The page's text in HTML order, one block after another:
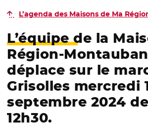
L’agenda des Maisons de Ma
L’équipe de la
Région-
déplace sur le
Grisolles mercredi
septembre 2024
12h30.